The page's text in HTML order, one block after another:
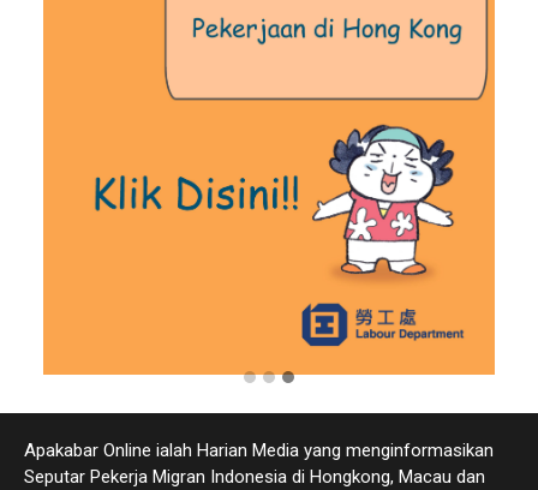
Apakabar Online ialah Harian Media yang menginformasikan
Seputar Pekerja Migran Indonesia di Hongkong, Macau dan